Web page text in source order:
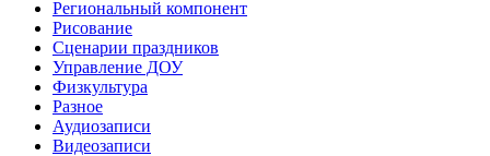
Региональный компонент
Рисование
Сценарии праздников
Управление ДОУ
Физкультура
Разное
Аудиозаписи
Видеозаписи